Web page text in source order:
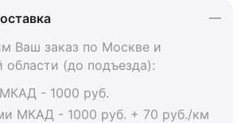
Ваш заказ по Москве и
области (до подъезда):
- 1000 руб.
МКАД - 1000 руб. + 70 руб./км